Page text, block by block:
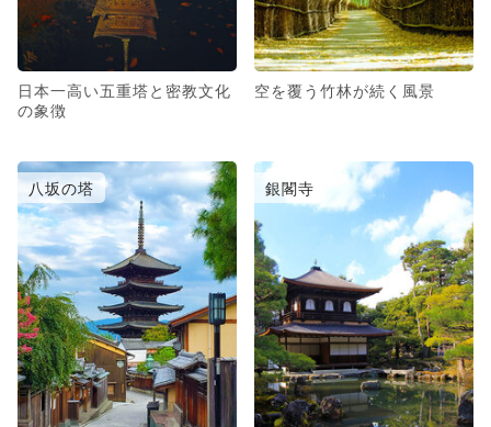
日本一高い五重塔と密教文化
の象徴
空を覆う竹林が続く風景
八坂の塔 銀閣寺